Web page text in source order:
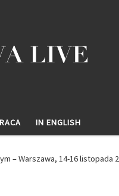
IN ENGLISH
– Warszawa, 14-16 listopada